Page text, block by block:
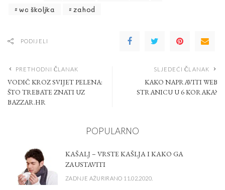
wc školjka
zahod
PODIJELI
PRETHODNI ČLANAK
VODIČ KROZ SVIJET PELENA:
ŠTO TREBATE ZNATI UZ
BAZZAR.HR
SLJEDEĆI ČLANAK
KAKO NAPRAVITI WEB
STRANICU U 6 KORAKA?
POPULARNO
KAŠALJ – VRSTE KAŠLJA I KAKO GA
ZAUSTAVITI
ZADNJE AŽURIRANO 11.02.2020.